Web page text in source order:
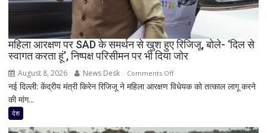
सभी
8
डीलिमिटेशन
बिल
के
बीच
महिला आरक्षण पर SAD के समर्थन से खुश हुए रिजिजू, बोले- ‘दिल से
स्वागत करता हूं’, निष्पक्ष परिसीमन पर भी दिया जोर
August 8, 2026 News Desk Comments Offon
महिला
SAD
नई दिल्ली: केंद्रीय मंत्री किरेन रिजिजू ने महिला आरक्षण विधेयक को तत्काल लागू करने
की मांग...
देश